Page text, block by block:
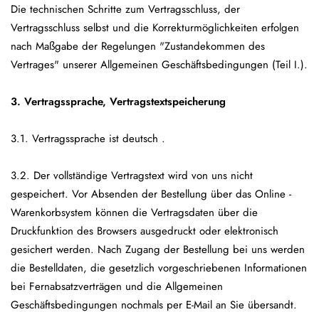
Die technischen Schritte zum Vertragsschluss, der
Vertragsschluss selbst und die Korrekturmöglichkeiten erfolgen
nach Maßgabe der Regelungen "Zustandekommen des
Vertrages" unserer Allgemeinen Geschäftsbedingungen (Teil I.).
3. Vertragssprache, Vertragstextspeicherung
3.1. Vertragssprache ist deutsch .
3.2. Der vollständige Vertragstext wird von uns nicht
gespeichert. Vor Absenden der Bestellung über das Online -
Warenkorbsystem können die Vertragsdaten über die
Druckfunktion des Browsers ausgedruckt oder elektronisch
gesichert werden. Nach Zugang der Bestellung bei uns werden
die Bestelldaten, die gesetzlich vorgeschriebenen Informationen
bei Fernabsatzverträgen und die Allgemeinen
Geschäftsbedingungen nochmals per E-Mail an Sie übersandt.